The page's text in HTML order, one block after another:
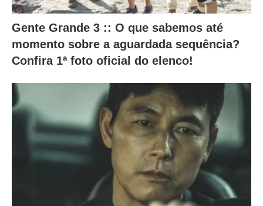
n
t
e
ú
d
a
Gente Grande 3 :: O que sabemos até
momento sobre a aguardada sequência?
Confira 1ª foto oficial do elenco!